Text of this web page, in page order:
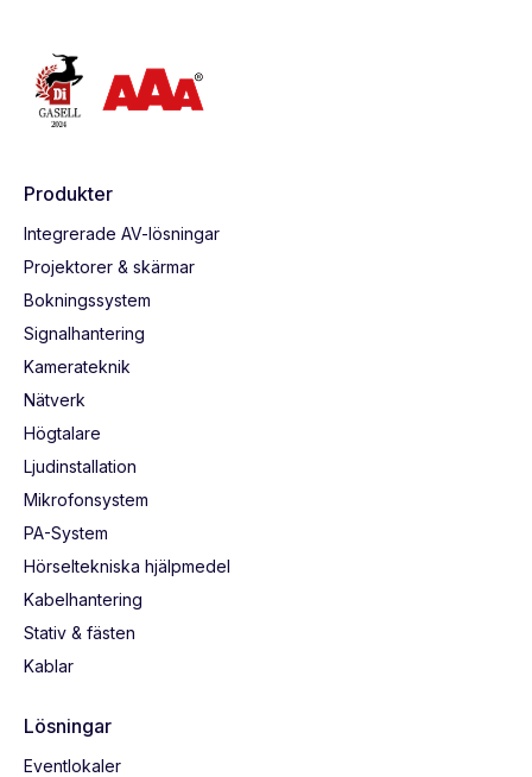
Produkter
Integrerade AV-lösningar
Projektorer & skärmar
Bokningssystem
Signalhantering
Kamerateknik
Nätverk
Högtalare
Ljudinstallation
Mikrofonsystem
PA-System
Hörseltekniska hjälpmedel
Kabelhantering
Stativ & fästen
Kablar
Lösningar
Eventlokaler